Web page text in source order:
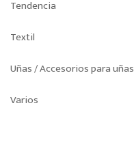
Tendencia
Textil
Uñas / Accesorios para uñas
Varios